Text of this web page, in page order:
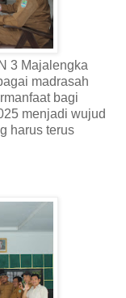
3 Majalengka
madrasah
bagi
menjadi wujud
harus terus